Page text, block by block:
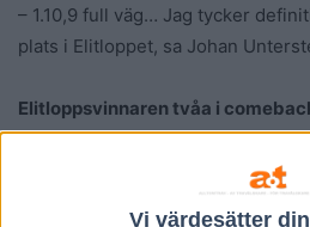
Vi värdesätter
– 1.10,9 full väg… Jag tycker
plats i Elitloppet, sa Johan
Elitloppsvinnaren tvåa i
Fjolårets elitloppsvinnare
V75® och han gjorde en mycket